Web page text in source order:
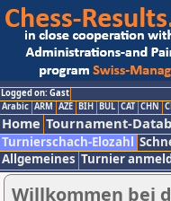
Logged on: Gast
Arabic ARM AZE BIH BUL CAT CHN
Home Tournament-
Turnierschach-Elozahl
Allgemeines Turnier
Willkommen bei